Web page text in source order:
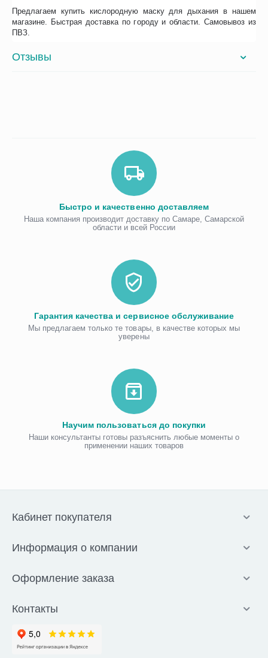
Предлагаем купить кислородную маску для дыхания в нашем
магазине. Быстрая доставка по городу и области. Самовывоз из
ПВЗ.
Отзывы
Быстро и качественно доставляем
Наша компания производит доставку по Самаре, Самарской
области и всей России
Гарантия качества и сервисное обслуживание
Мы предлагаем только те товары, в качестве которых мы
уверены
Научим пользоваться до покупки
Наши консультанты готовы разъяснить любые моменты о
применении наших товаров
Кабинет покупателя
Информация о компании
Оформление заказа
Контакты